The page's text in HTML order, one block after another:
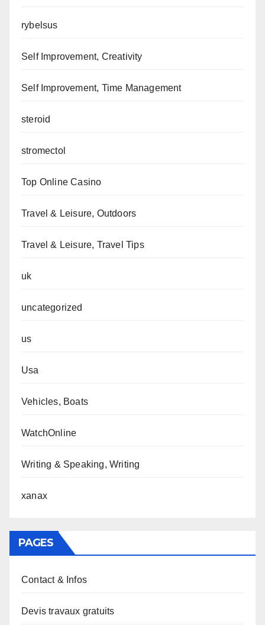
rybelsus
Self Improvement, Creativity
Self Improvement, Time Management
steroid
stromectol
Top Online Casino
Travel & Leisure, Outdoors
Travel & Leisure, Travel Tips
uk
uncategorized
us
Usa
Vehicles, Boats
WatchOnline
Writing & Speaking, Writing
xanax
PAGES
Contact & Infos
Devis travaux gratuits